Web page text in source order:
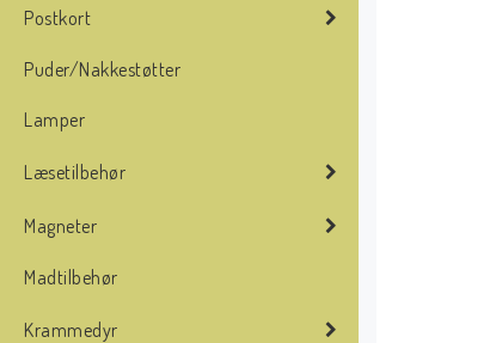
Postkort
Puder/Nakkestøtter
Lamper
Læsetilbehør
Magneter
Madtilbehør
Krammedyr